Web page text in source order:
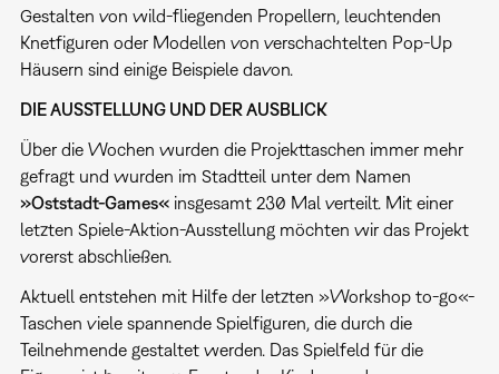
Gestalten von wild-fliegenden Propellern, leuchtenden
Knetfiguren oder Modellen von verschachtelten Pop-Up
Häusern sind einige Beispiele davon.
DIE AUSSTELLUNG UND DER AUSBLICK
Über die Wochen wurden die Projekttaschen immer mehr
gefragt und wurden im Stadtteil unter dem Namen
»Oststadt-Games«insgesamt 230 Mal verteilt. Mit einer
letzten Spiele-Aktion-Ausstellung möchten wir das Projekt
vorerst abschließen.
Aktuell entstehen mit Hilfe der letzten »Workshop to-go«-
Taschen viele spannende Spielfiguren, die durch die
Teilnehmende gestaltet werden. Das Spielfeld für die